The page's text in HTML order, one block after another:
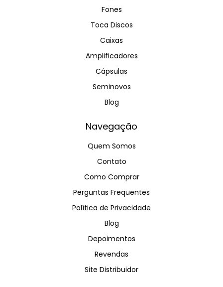
Fones
Toca Discos
Caixas
Amplificadores
Cápsulas
Seminovos
Blog
Navegação
Quem Somos
Contato
Como Comprar
Perguntas Frequentes
Política de Privacidade
Blog
Depoimentos
Revendas
Site Distribuidor